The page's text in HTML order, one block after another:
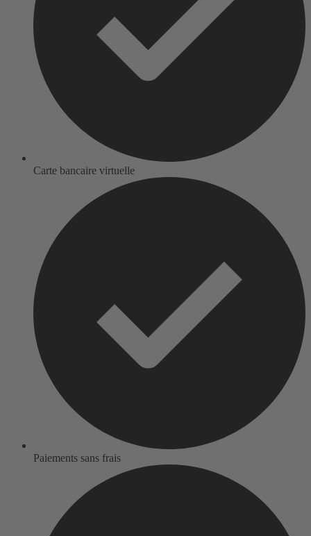
Carte bancaire virtuelle
Paiements sans frais